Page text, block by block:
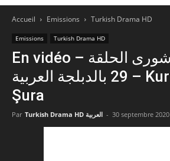
Accueil Emissions Turkish Drama HD
Emissions Turkish Drama HD
En vidéo – كورد سعيد وشورى الحلقة
29 بالدبلجة العربية – Kurt Seyit ve
Şura
Par Turkish Drama HD العربية - 30 septembre 2020